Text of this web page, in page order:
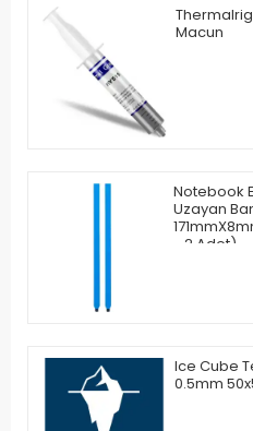
Macun
Notebook
Uzayan
- 2 Adet)
Ice Cube
0.5mm